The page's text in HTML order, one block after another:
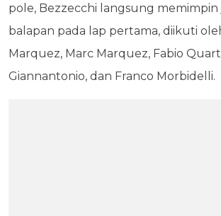
pole, Bezzecchi langsung memimpin
balapan pada lap pertama, diikuti
Marquez, Marc Marquez, Fabio
Giannantonio, dan Franco Morbidelli.